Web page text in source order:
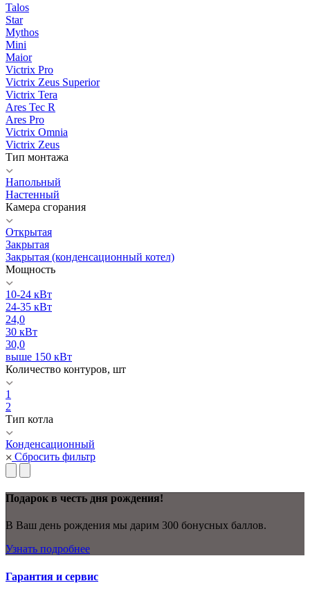
Talos
Star
Mythos
Mini
Maior
Victrix Pro
Victrix Zeus Superior
Victrix Tera
Ares Tec R
Ares Pro
Victrix Omnia
Victrix Zeus
Тип монтажа
Напольный
Настенный
Камера сгорания
Открытая
Закрытая
Закрытая (конденсационный котел)
Мощность
10-24 кВт
24-35 кВт
24,0
30 кВт
30,0
выше 150 кВт
Количество контуров, шт
1
2
Тип котла
Конденсационный
Сбросить фильтр
Подарок в честь дня рождения!
В Ваш день рождения мы дарим 300 бонусных баллов.
Узнать подробнее
Гарантия и сервис